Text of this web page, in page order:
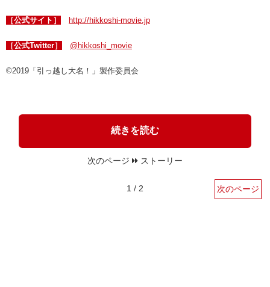
［公式サイト］ http://hikkoshi-movie.jp
［公式Twitter］ @hikkoshi_movie
©2019「引っ越し大名！」製作委員会
続きを読む
次のページ ストーリー
1 / 2 次のページ